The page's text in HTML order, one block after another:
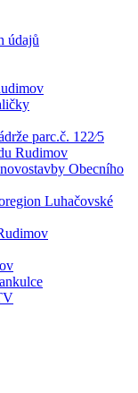
údajů
parc.č. 122⁄5
Rudimov
Obecního
Luhačovské